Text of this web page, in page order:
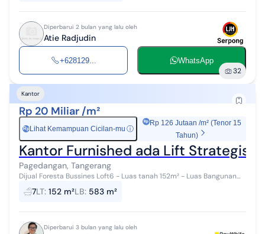
Diperbarui 2 bulan yang lalu oleh
Atie Radjudin
+628129... WhatsApp
32
Kantor
Rp 20 Miliar /m²
Rp Lihat Kemampuan Cicilan-mu ⓘ
Rp 126 Jutaan /m² (Tenor 15
Tahun)
Kantor Furnished ada Lift Strategis
Pagedangan, Tangerang
Dijual Foresta Bussines Loft6 - Luas tanah 152m² - Luas Bangunan
583,97m² - 5 lantai (termasuk basement) - 3 Pantry - 7 Toilet -
Listrik 35,000 ...
7LT: 152 m²LB: 583 m²
Diperbarui 3 bulan yang lalu oleh